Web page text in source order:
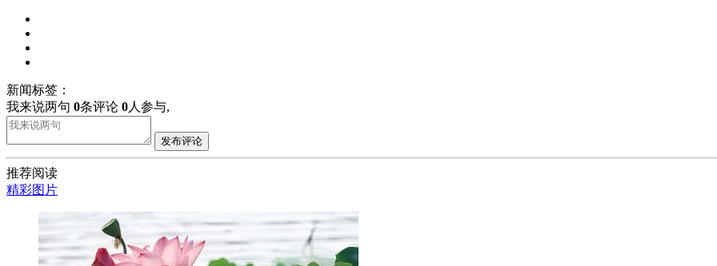
新闻标签：
我来说两句 0条评论 0人参与,
发布评论
推荐阅读